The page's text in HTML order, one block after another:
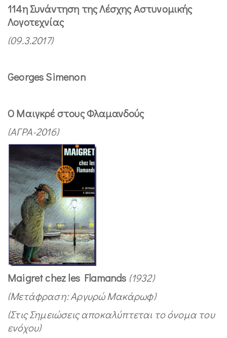
114η Συνάντηση της Λέσχης Αστυνομικής
Λογοτεχνίας
(09.3.2017)
Georges Simenon
Ο Μαιγκρέ στους Φλαμανδούς
(ΑΓΡΑ-2016)
Maigret chez les Flamands (1932)
(Μετάφραση: Αργυρώ Μακάρωφ)
(Στις Σημειώσεις αποκαλύπτεται το όνομα του
ενόχου)